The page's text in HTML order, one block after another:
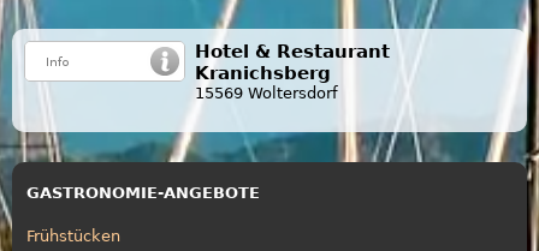
Hotel & Restaurant
Kranichsberg
15569 Woltersdorf
GASTRONOMIE-ANGEBOTE
Frühstücken